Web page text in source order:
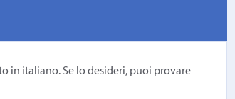
in italiano. Se lo desideri, puoi provare